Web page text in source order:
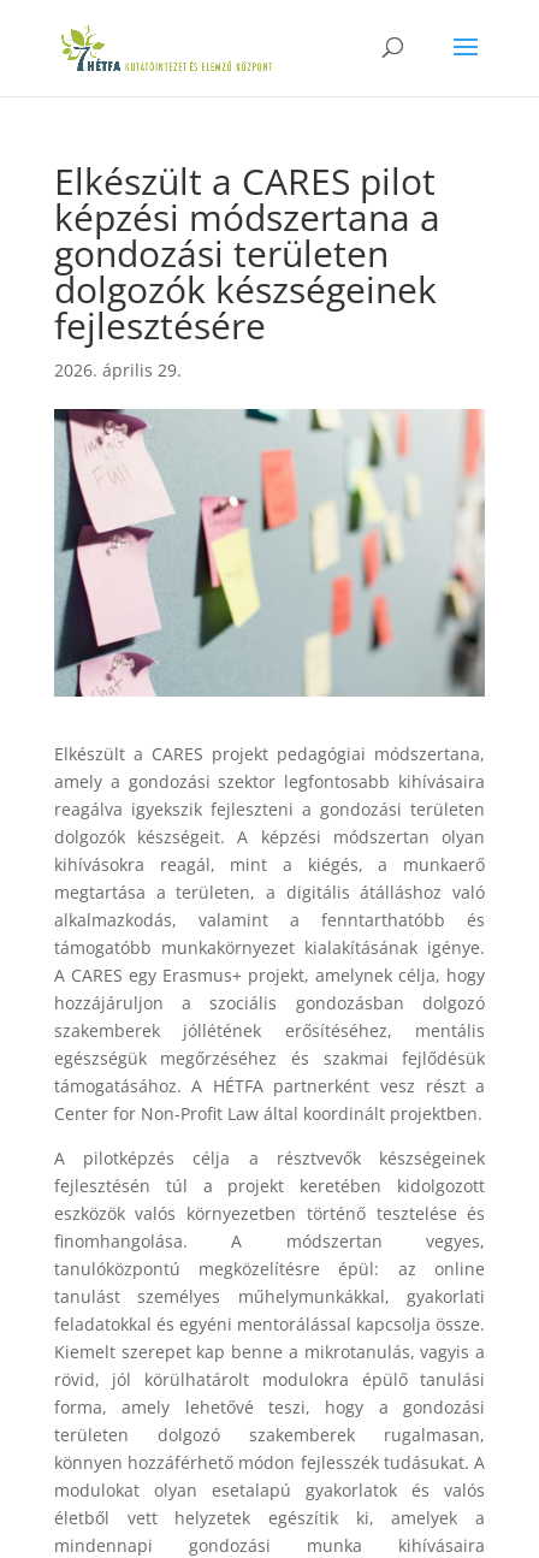
Elkészült a CARES pilot
képzési módszertana a
gondozási területen
dolgozók készségeinek
fejlesztésére
2026. április 29.
Elkészült a CARES projekt pedagógiai módszertana,
amely a gondozási szektor legfontosabb kihívásaira
reagálva igyekszik fejleszteni a gondozási területen
dolgozók készségeit. A képzési módszertan olyan
kihívásokra reagál, mint a kiégés, a munkaerő
megtartása a területen, a digitális átálláshoz való
alkalmazkodás, valamint a fenntarthatóbb és
támogatóbb munkakörnyezet kialakításának igénye.
A CARES egy Erasmus+ projekt, amelynek célja, hogy
hozzájáruljon a szociális gondozásban dolgozó
szakemberek jóllétének erősítéséhez, mentális
egészségük megőrzéséhez és szakmai fejlődésük
támogatásához. A HÉTFA partnerként vesz részt a
Center for Non-Profit Law által koordinált projektben.
A pilotképzés célja a résztvevők készségeinek
fejlesztésén túl a projekt keretében kidolgozott
eszközök valós környezetben történő tesztelése és
finomhangolása. A módszertan vegyes,
tanulóközpontú megközelítésre épül: az online
tanulást személyes műhelymunkákkal, gyakorlati
feladatokkal és egyéni mentorálással kapcsolja össze.
Kiemelt szerepet kap benne a mikrotanulás, vagyis a
rövid, jól körülhatárolt modulokra épülő tanulási
forma, amely lehetővé teszi, hogy a gondozási
területen dolgozó szakemberek rugalmasan,
könnyen hozzáférhető módon fejlesszék tudásukat. A
modulokat olyan esetalapú gyakorlatok és valós
életből vett helyzetek egészítik ki, amelyek a
mindennapi gondozási munka kihívásaira